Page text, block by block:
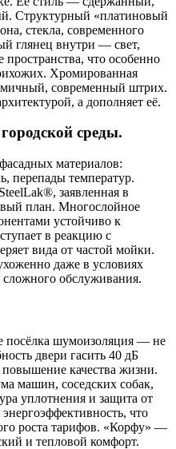
Структурный «платиновый
стекла, современного
глянец внутри — свет,
пространства, что особенно
Хромированная
современный штрих.
а дополняет её.
среды.
материалов:
перепады температур.
заявленная в
план. Многослойное
устойчиво к
в реакцию с
вида от частой мойки.
даже в условиях
сложного обслуживания.
посёлка шумоизоляция — не
двери гасить 40 дБ
качества жизни.
машин, соседских собак,
уплотнения и защита от
что
роста тарифов. «Корфу» —
и тепловой комфорт.